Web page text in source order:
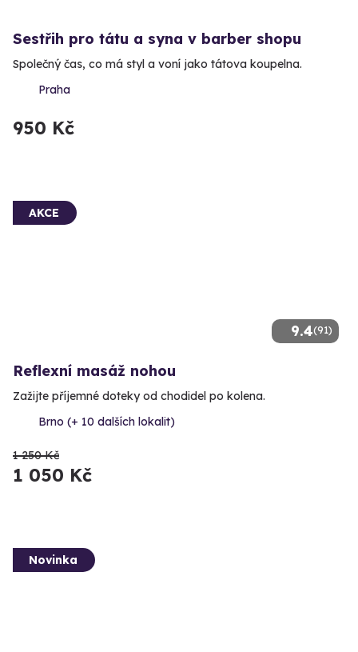
Sestřih pro tátu a syna v barber shopu
Společný čas, co má styl a voní jako tátova koupelna.
Praha
950 Kč
9.4(91)
AKCE
Reflexní masáž nohou
Zažijte příjemné doteky od chodidel po kolena.
Brno (+ 10 dalších lokalit)
1 250 Kč
1 050 Kč
Novinka